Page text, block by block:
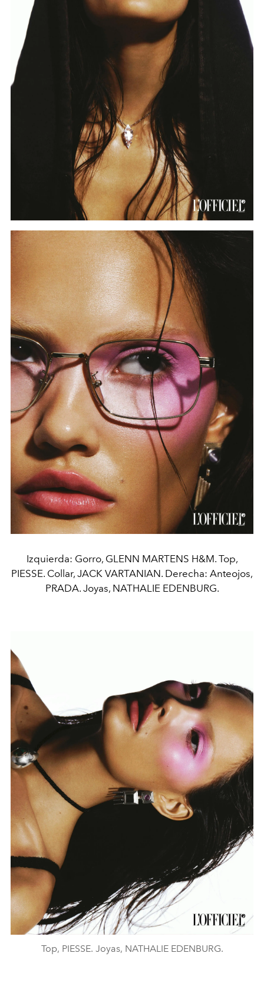
Izquierda: Gorro, GLENN MARTENS H&M. Top,
PIESSE. Collar, JACK VARTANIAN. Derecha: Anteojos,
PRADA. Joyas, NATHALIE EDENBURG.
Top, PIESSE. Joyas, NATHALIE EDENBURG.